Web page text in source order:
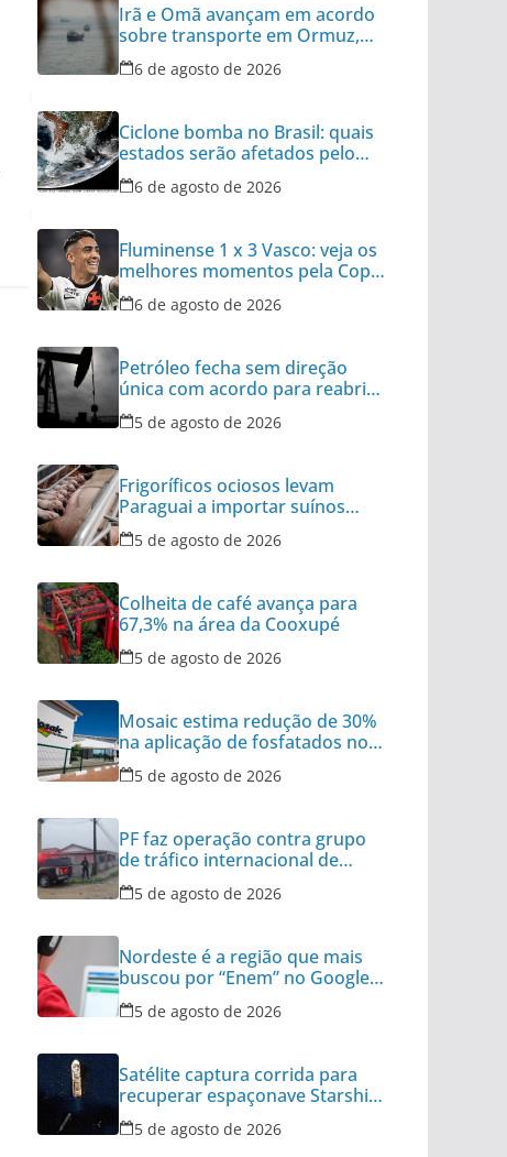
Irã e Omã avançam em acordo
sobre transporte em Ormuz,
diz autoridade
6 de agosto de 2026
Ciclone bomba no Brasil: quais
estados serão afetados pelo
fenômeno
6 de agosto de 2026
Fluminense 1 x 3 Vasco: veja os
melhores momentos pela Copa
do Brasil
6 de agosto de 2026
Petróleo fecha sem direção
única com acordo para reabrir
Ormuz no radar
5 de agosto de 2026
Frigoríficos ociosos levam
Paraguai a importar suínos
vivos do Brasil
5 de agosto de 2026
Colheita de café avança para
67,3% na área da Cooxupé
5 de agosto de 2026
Mosaic estima redução de 30%
na aplicação de fosfatados no
Brasil
5 de agosto de 2026
PF faz operação contra grupo
de tráfico internacional de
armas
5 de agosto de 2026
Nordeste é a região que mais
buscou por “Enem” no Google
no último ano
5 de agosto de 2026
Satélite captura corrida para
recuperar espaçonave Starship
no Oceano
5 de agosto de 2026